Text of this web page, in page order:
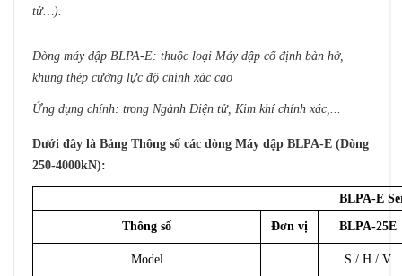
tử…).
Dòng máy dập BLPA-E: thuộc loại Máy dập cố định bàn hở,
khung thép cường lực độ chính xác cao
Ứng dụng chính: trong Ngành Điện tử, Kim khí chính xác,...
Dưới đây là Bảng Thông số các dòng Máy dập BLPA-E (Dòng
250-4000kN):
BLPA-E
Thông số Đơn vị BLPA-25E
Model S / H / V